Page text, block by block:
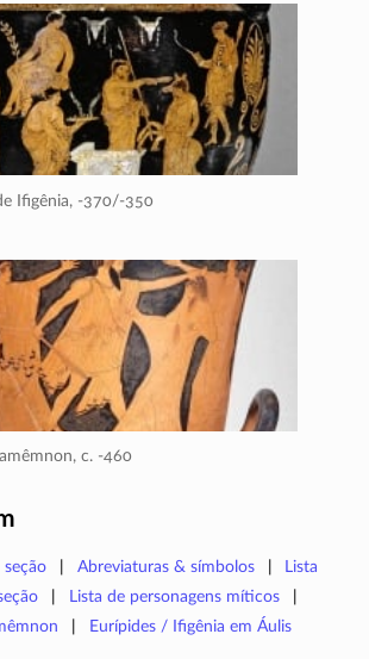
Ifigênia, -370/-350
c. -460
seção Abreviaturas & símbolos
Lista
Lista de personagens míticos
Eurípides / Ifigênia em Áulis